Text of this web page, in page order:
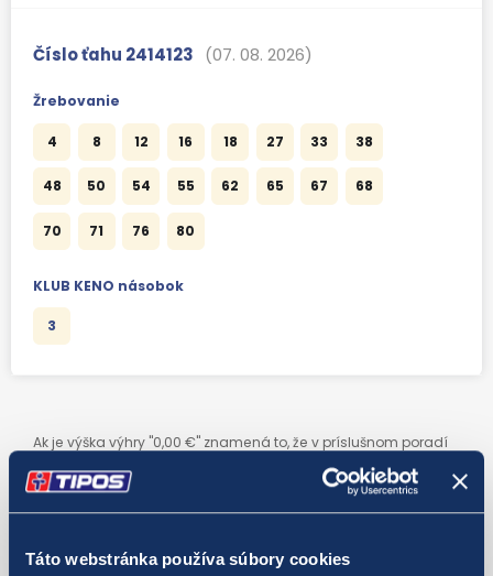
Táto webstránka používa súbory cookies
Číslo ťahu 2414123 07. 08. 2026
Žrebovanie
4 8 12 16 18 27 33 38
48 50 54 55 62 65 67 68
70 71 76 80
KLUB KENO násobok
3
Ak je výška výhry "0,00 €" znamená to, že v príslušnom poradí
nebola dosiahnutá žiadna výhra. Vaše potvrdenie o
uzatvorení stávky si môžete nechať skontrolovať na
ktoromkoľvek predajnom mieste, ktoré je vybavené systémom